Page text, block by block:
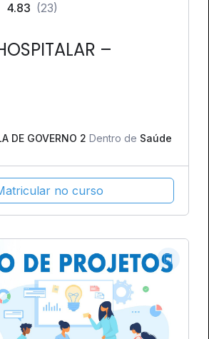
4.83 (23)
–
DE GOVERNO 2 Dentro de Saúde
no curso